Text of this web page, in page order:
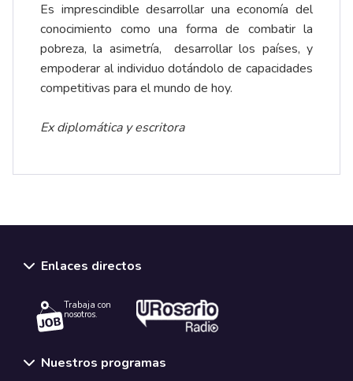
Es imprescindible desarrollar una economía del
conocimiento como una forma de combatir la
pobreza, la asimetría, desarrollar los países, y
empoderar al individuo dotándolo de capacidades
competitivas para el mundo de hoy.
Ex diplomática y escritora
Enlaces directos
Trabaja con
nosotros.
Nuestros programas